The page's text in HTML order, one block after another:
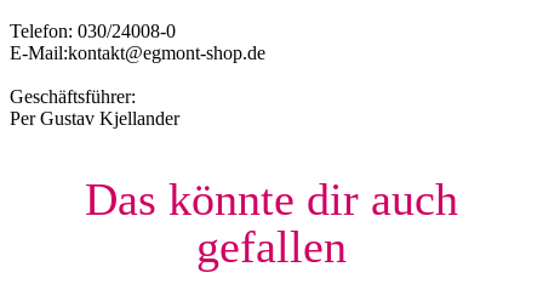
Telefon: 030/24008-0
E-Mail:kontakt@egmont-shop.de
Geschäftsführer:
Per Gustav Kjellander
Das könnte dir auch
gefallen